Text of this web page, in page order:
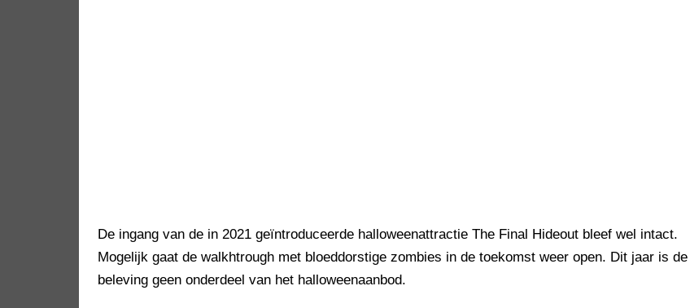
De ingang van de in 2021 geïntroduceerde halloweenattractie The Final Hideout bleef wel intact.
Mogelijk gaat de walkhtrough met bloeddorstige zombies in de toekomst weer open. Dit jaar is de
beleving geen onderdeel van het halloweenaanbod.